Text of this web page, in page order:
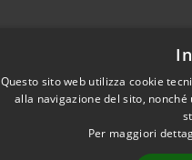
Mappa del sito
Questo sito web utilizza cookie
alla navigazione del sito,
Per maggiori